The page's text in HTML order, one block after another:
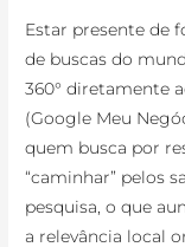
Estar presente de
de buscas do
360° diretamente
(Google Meu
quem busca por
“caminhar” pelos
pesquisa, o que
a relevância local